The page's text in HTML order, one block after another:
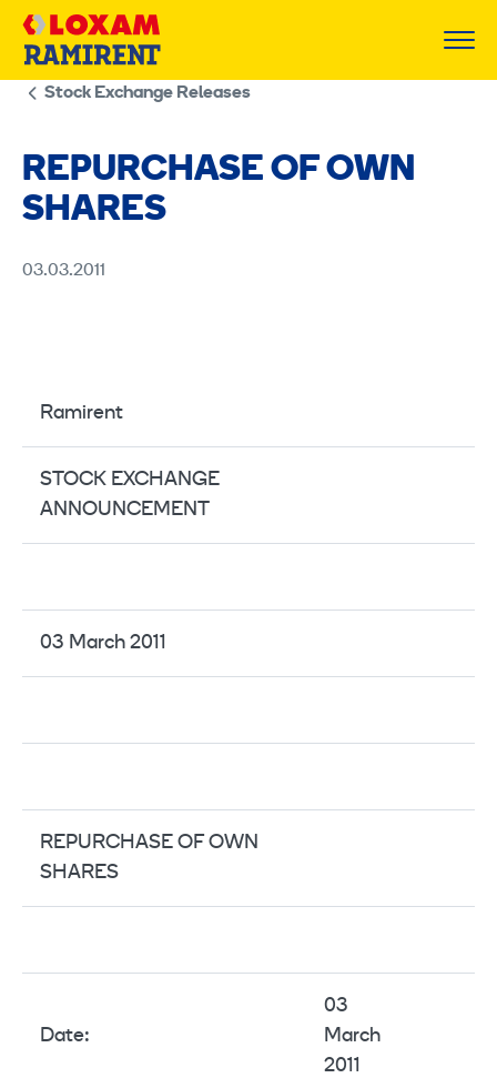
Skip
Stock Exchange Releases
REPURCHASE OF OWN
SHARES
03.03.2011
Ramirent
STOCK EXCHANGE
ANNOUNCEMENT
03 March 2011
REPURCHASE OF OWN
SHARES
Date:
03
March
2011